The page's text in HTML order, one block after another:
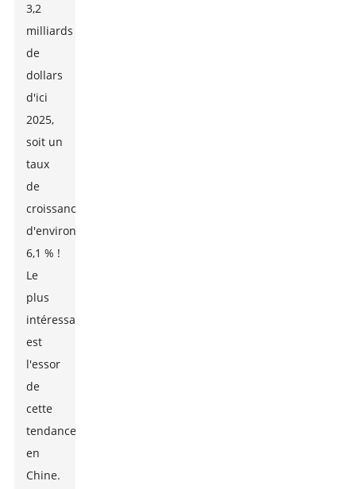
3,2
milliards
de
dollars
d'ici
2025,
soit un
taux
de
croissance
d'environ
6,1 % !
Le
plus
intéressant
est
l'essor
de
cette
tendance
en
Chine.